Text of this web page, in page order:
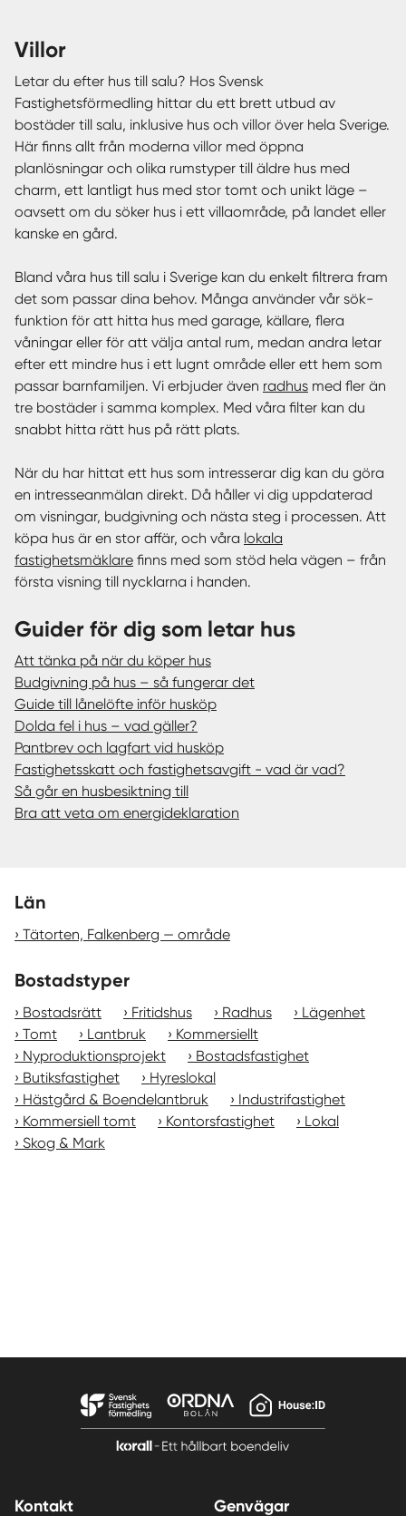
villor
Letar du efter hus till salu? Hos Svensk
Fastighetsförmedling hittar du ett brett utbud av
bostäder till salu, inklusive hus och villor över hela Sverige.
Här finns allt från moderna villor med öppna
planlösningar och olika rumstyper till äldre hus med
charm, ett lantligt hus med stor tomt och unikt läge –
oavsett om du söker hus i ett villaområde, på landet eller
kanske en gård.
Bland våra hus till salu i Sverige kan du enkelt filtrera fram
det som passar dina behov. Många använder vår sök-
funktion för att hitta hus med garage, källare, flera
våningar eller för att välja antal rum, medan andra letar
efter ett mindre hus i ett lugnt område eller ett hem som
passar barnfamiljen. Vi erbjuder även radhus med fler än
tre bostäder i samma komplex. Med våra filter kan du
snabbt hitta rätt hus på rätt plats.
När du har hittat ett hus som intresserar dig kan du göra
en intresseanmälan direkt. Då håller vi dig uppdaterad
om visningar, budgivning och nästa steg i processen. Att
köpa hus är en stor affär, och våra lokala
fastighetsmäklare finns med som stöd hela vägen – från
första visning till nycklarna i handen.
Guider för dig som letar hus
Att tänka på när du köper hus
Budgivning på hus – så fungerar det
Guide till lånelöfte inför husköp
Dolda fel i hus – vad gäller?
Pantbrev och lagfart vid husköp
Fastighetsskatt och fastighetsavgift - vad är vad?
Så går en husbesiktning till
Bra att veta om energideklaration
Län
Tätorten, Falkenberg — område
Bostadstyper
Bostadsrätt Fritidshus Radhus
Lägenhet
Tomt
Lantbruk
Kommersiellt
Nyproduktionsprojekt
Bostadsfastighet
Butiksfastighet
Hyreslokal
Hästgård & Boendelantbruk
Industrifastighet
Kommersiell tomt
Kontorsfastighet
Lokal
Skog & Mark
Kontakt Genvägar